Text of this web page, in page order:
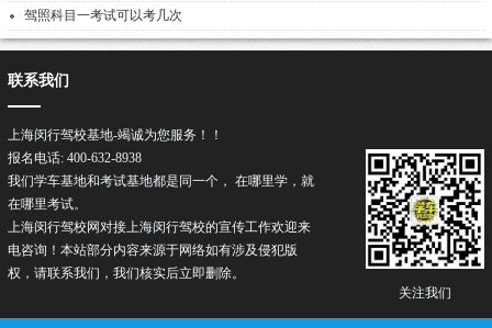
驾照科目一考试可以考几次
关注我们
联系我们
上海闵行驾校基地-竭诚为您服务！！
报名电话: 400-632-8938
我们学车基地和考试基地都是同一个， 在哪里学，就
在哪里考试。
上海闵行驾校网对接上海闵行驾校的宣传工作欢迎来
电咨询！本站部分内容来源于网络如有涉及侵犯版
权，请联系我们，我们核实后立即删除。